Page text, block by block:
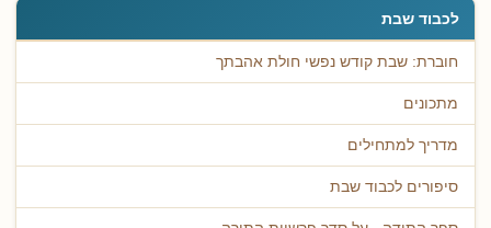
לכבוד שבת
חוברת: שבת קודש נפשי חולת אהבתך
מתכונים
מדריך למתחילים
סיפורים לכבוד שבת